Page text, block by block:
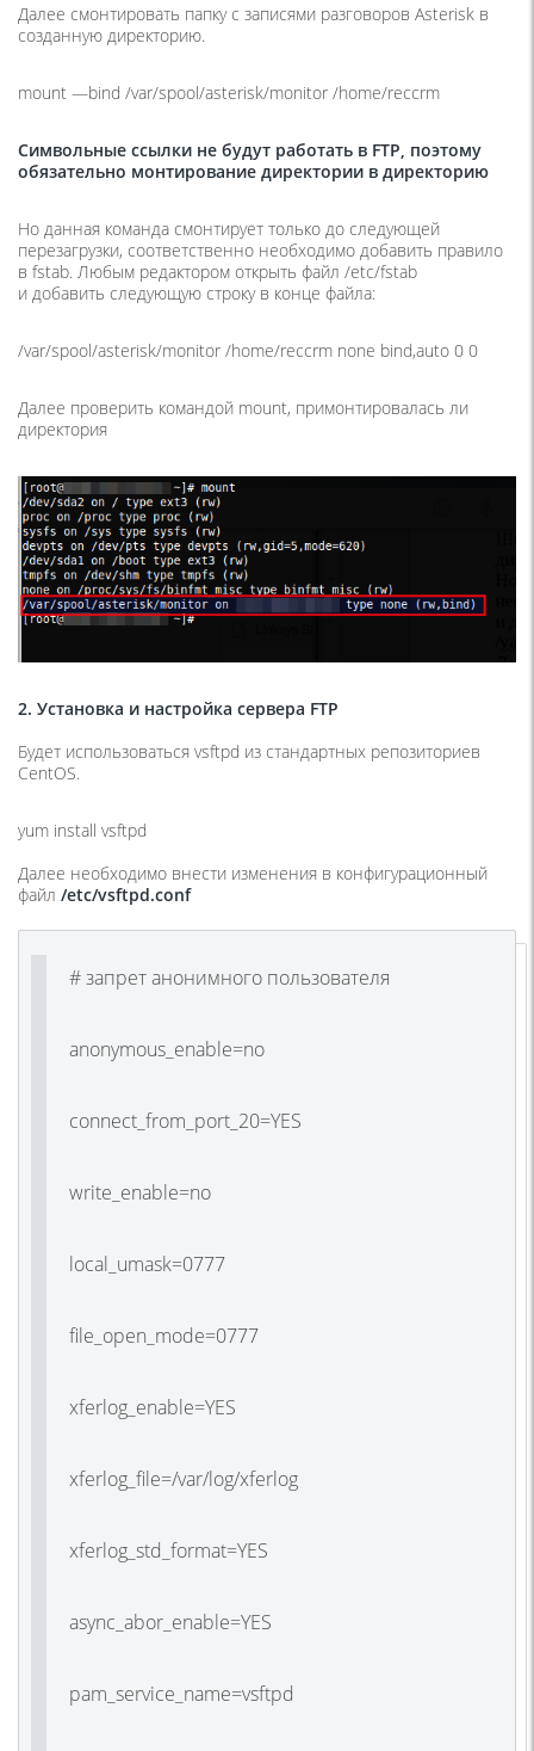
Далее смонтировать папку с записями разговоров Asterisk в
созданную директорию.
mount —bind /var/spool/asterisk/monitor /home/reccrm
Символьные ссылки не будут работать в FTP, поэтому
обязательно монтирование директории в директорию
Но данная команда смонтирует только до следующей
перезагрузки, соответственно необходимо добавить правило
в fstab. Любым редактором открыть файл /etc/fstab
и добавить следующую строку в конце файла:
/var/spool/asterisk/monitor /home/reccrm none bind,auto 0 0
Далее проверить командой mount, примонтировалась ли
директория
2. Установка и настройка сервера FTP
Будет использоваться vsftpd из стандартных репозиториев
CentOS.
yum install vsftpd
Далее необходимо внести изменения в конфигурационный
файл /etc/vsftpd.conf
# запрет анонимного пользователя
anonymous_enable=no
connect_from_port_20=YES
write_enable=no
local_umask=0777
file_open_mode=0777
xferlog_enable=YES
xferlog_file=/var/log/xferlog
xferlog_std_format=YES
async_abor_enable=YES
pam_service_name=vsftpd